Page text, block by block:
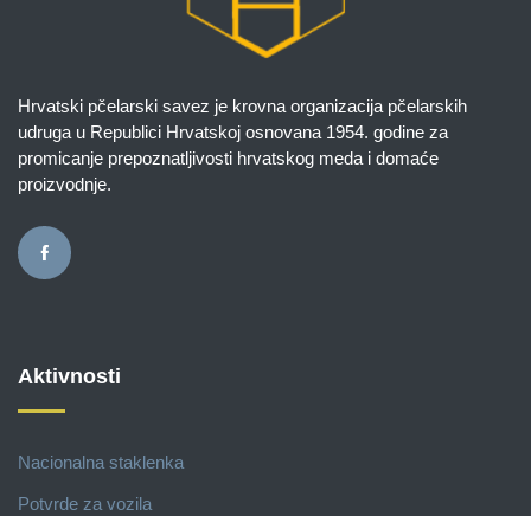
Hrvatski pčelarski savez je krovna organizacija pčelarskih
udruga u Republici Hrvatskoj osnovana 1954. godine za
promicanje prepoznatljivosti hrvatskog meda i domaće
proizvodnje.
Aktivnosti
Nacionalna staklenka
Potvrde za vozila